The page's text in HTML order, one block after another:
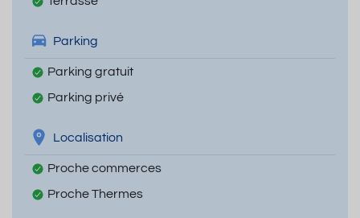
Parking
Parking gratuit
Parking privé
Localisation
Proche commerces
Proche Thermes